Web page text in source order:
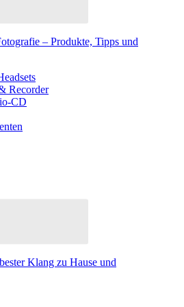
– Produkte, Tipps und
Recorder
CD
Klang zu Hause und